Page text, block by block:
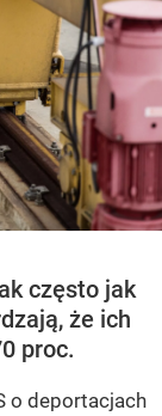
często jak
że ich
proc.
o deportacjach